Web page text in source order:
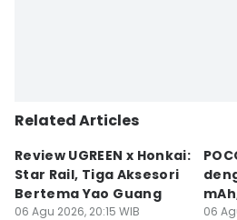
Related Articles
Review UGREEN x Honkai:
Star Rail, Tiga Aksesori
Bertema Yao Guang
06 Agu 2026, 20:15 WIB
06